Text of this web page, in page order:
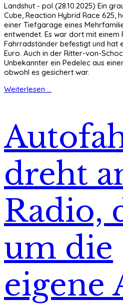
Landshut - pol (28.10.2025) Ein
Cube, Reaction Hybrid Race 625,
einer Tiefgarage eines
entwendet. Es war dort mit einem
Fahrradständer befestigt und hat
Euro. Auch in der Ritter-von-
Unbekannter ein Pedelec aus
obwohl es gesichert war.
Weiterlesen ...
dreht
Radio,
um die
eigene